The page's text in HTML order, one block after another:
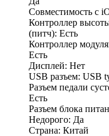
Совместимость с
Контроллер
(питч): Есть
Контроллер
Есть
Дисплей: Нет
USB разъем: USB
Разъем педали
Есть
Разъем блока
Недорого: Да
Страна: Китай